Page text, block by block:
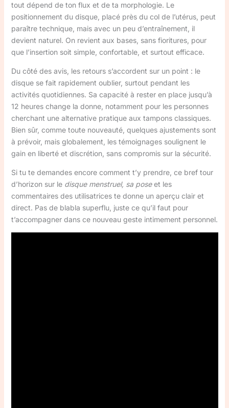
tout dépend de ton flux et de ta morphologie. Le
positionnement du disque, placé près du col de l’utérus, peut
paraître technique, mais avec un peu d’entraînement, il
devient naturel. On revient aux bases, sans fioritures, pour
que l’insertion soit simple, confortable, et surtout efficace.
Du côté des avis, les retours s’accordent sur un point : le
disque se fait rapidement oublier, surtout pendant les
activités quotidiennes. Sa capacité à rester en place jusqu’à
12 heures change la donne, notamment pour les personnes
cherchant une alternative pratique aux tampons classiques.
Bien sûr, comme toute nouveauté, quelques ajustements sont
à prévoir, mais globalement, les témoignages soulignent le
gain en liberté et discrétion, sans compromis sur la sécurité.
Si tu te demandes encore comment t’y prendre, ce bref tour
d’horizon sur le disque menstruel, sa poseet les
commentaires des utilisatrices te donne un aperçu clair et
direct. Pas de blabla superflu, juste ce qu’il faut pour
t’accompagner dans ce nouveau geste intimement personnel.